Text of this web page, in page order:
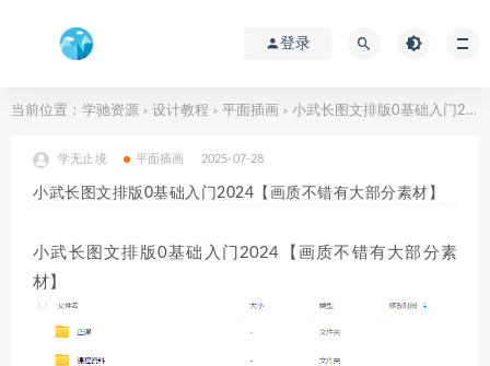
登录
当前位置： 学驰资源 > 设计教程 > 平面插画 > 小武长图文排版0基础入门2024【画质不错有大部分素材】
学无止境 平面插画 2025-07-28
小武长图文排版0基础入门2024【画质不错有大部分素材】
小武长图文排版0基础入门2024【画质不错有大部分素
材】